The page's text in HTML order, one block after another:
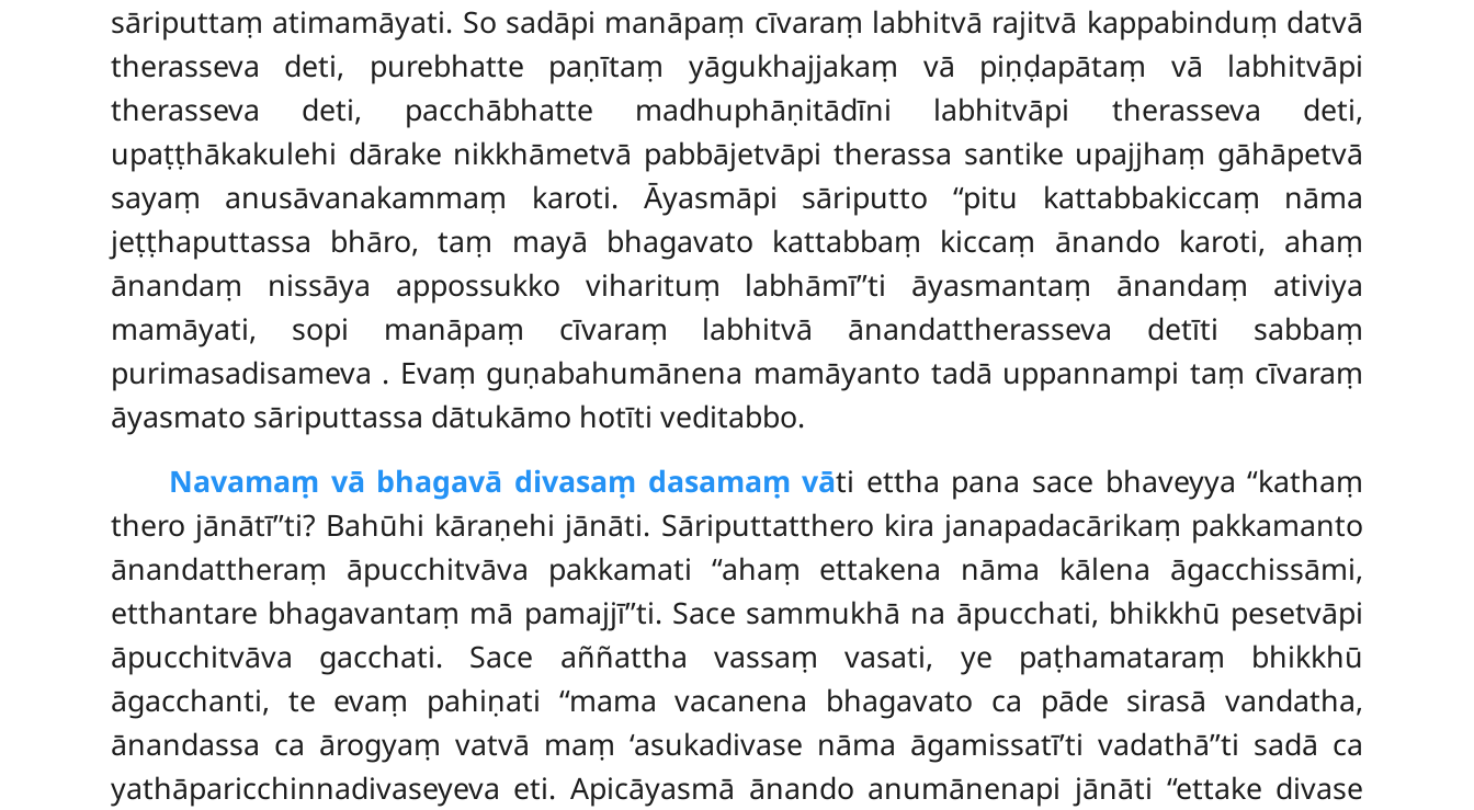
sāriputtaṃ atimamāyati. So sadāpi manāpaṃ cīvaraṃ labhitvā rajitvā kappabinduṃ datvā
therasseva deti, purebhatte paṇītaṃ yāgukhajjakaṃ vā piṇḍapātaṃ vā labhitvāpi
therasseva deti, pacchābhatte madhuphāṇitādīni labhitvāpi therasseva deti,
upaṭṭhākakulehi dārake nikkhāmetvā pabbājetvāpi therassa santike upajjhaṃ gāhāpetvā
sayaṃ anusāvanakammaṃ karoti. Āyasmāpi sāriputto ‘‘pitu kattabbakiccaṃ nāma
jeṭṭhaputtassa bhāro, taṃ mayā bhagavato kattabbaṃ kiccaṃ ānando karoti, ahaṃ
ānandaṃ nissāya appossukko viharituṃ labhāmī’’ti āyasmantaṃ ānandaṃ ativiya
mamāyati, sopi manāpaṃ cīvaraṃ labhitvā ānandattherasseva detīti sabbaṃ
purimasadisameva . Evaṃ guṇabahumānena mamāyanto tadā uppannampi taṃ cīvaraṃ
āyasmato sāriputtassa dātukāmo hotīti veditabbo.
Navamaṃ vā bhagavā divasaṃ dasamaṃ vāti ettha pana sace bhaveyya ‘‘kathaṃ
thero jānātī’’ti? Bahūhi kāraṇehi jānāti. Sāriputtatthero kira janapadacārikaṃ pakkamanto
ānandattheraṃ āpucchitvāva pakkamati ‘‘ahaṃ ettakena nāma kālena āgacchissāmi,
etthantare bhagavantaṃ mā pamajjī’’ti. Sace sammukhā na āpucchati, bhikkhū pesetvāpi
āpucchitvāva gacchati. Sace aññattha vassaṃ vasati, ye paṭhamataraṃ bhikkhū
āgacchanti, te evaṃ pahiṇati ‘‘mama vacanena bhagavato ca pāde sirasā vandatha,
ānandassa ca ārogyaṃ vatvā maṃ ‘asukadivase nāma āgamissatī’ti vadathā’’ti sadā ca
yathāparicchinnadivaseyeva eti. Apicāyasmā ānando anumānenapi jānāti ‘‘ettake divase